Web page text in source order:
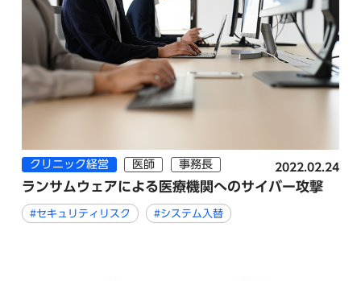
クリニック経営 医師 事務長 2022.02.24
ランサムウェアによる医療機関へのサイバー攻撃
#セキュリティリスク #システム入替